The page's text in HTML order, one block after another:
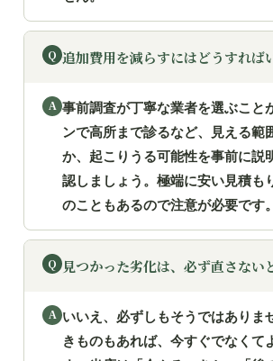
追加費用を減らすにはどうすれば
事前調査が丁寧な業者を選ぶこと
ンで高所まで診るなど、見える範
か、起こりうる可能性を事前に説
認しましょう。極端に安い見積も
のこともあるので注意が必要です。
見つかった劣化は、必ず直さない
いいえ、必ずしもそうではありま
きものもあれば、今すぐでなくて